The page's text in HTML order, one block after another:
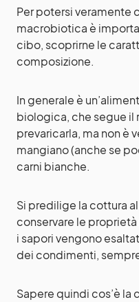
Per potersi veramente
macrobiotica è
cibo, scoprirne le
composizione.
In generale è
biologica, che segue il
prevaricarla, ma non è
mangiano (anche se
carni bianche.
Si predilige la cottura
conservare le
i sapori vengono
dei condimenti,
Sapere quindi cos’è